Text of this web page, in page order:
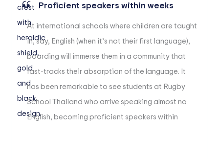
Proficient speakers within weeks
At international schools where children are taught
in, say, English (when it’s not their first language),
boarding will immerse them in a community that
fast-tracks their absorption of the language. It
has been remarkable to see students at Rugby
School Thailand who arrive speaking almost no
English, becoming proficient speakers within